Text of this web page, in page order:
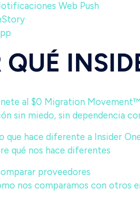
Web Push
QUÉ
al $0 Migration Movement™
sin miedo, sin dependencia
que hace diferente a Insider
qué nos hace diferentes
proveedores
nos comparamos con otros